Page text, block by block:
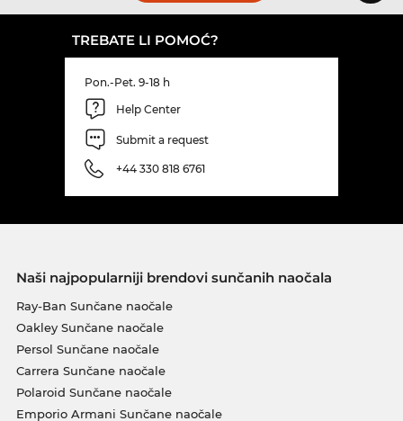
TREBATE LI POMOĆ?
Pon.-Pet. 9-18 h
Help Center
Submit a request
+44 330 818 6761
Naši najpopularniji brendovi sunčanih naočala
Ray-Ban Sunčane naočale
Oakley Sunčane naočale
Persol Sunčane naočale
Carrera Sunčane naočale
Polaroid Sunčane naočale
Emporio Armani Sunčane naočale